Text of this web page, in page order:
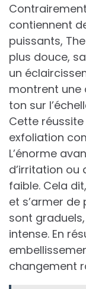
contiennent
puissants,
plus douce,
un
montrent une
ton sur
Cette
exfoliation
L’énorme
d’irritation ou
faible. Cela
et s’armer
sont
intense. En
changement